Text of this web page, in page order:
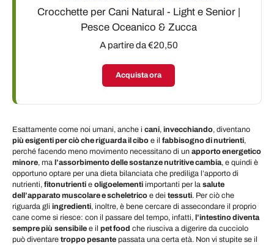
Crocchette per Cani Natural - Light e Senior |
Pesce Oceanico & Zucca
A partire da €20,50
Acquista ora
Esattamente come noi umani, anche i cani, invecchiando, diventano
più esigenti per ciò che riguarda il cibo e il fabbisogno di nutrienti,
perché facendo meno movimento necessitano di un apporto energetico
minore, ma l’assorbimento delle sostanze nutritive cambia, e quindi è
opportuno optare per una dieta bilanciata che prediliga l’apporto di
nutrienti, fitonutrienti e oligoelementi importanti per la salute
dell’apparato muscolare e scheletrico e dei tessuti. Per ciò che
riguarda gli ingredienti, inoltre, è bene cercare di assecondare il proprio
cane come si riesce: con il passare del tempo, infatti, l’intestino diventa
sempre più sensibile e il pet food che riusciva a digerire da cucciolo
può diventare troppo pesante passata una certa età. Non vi stupite se il